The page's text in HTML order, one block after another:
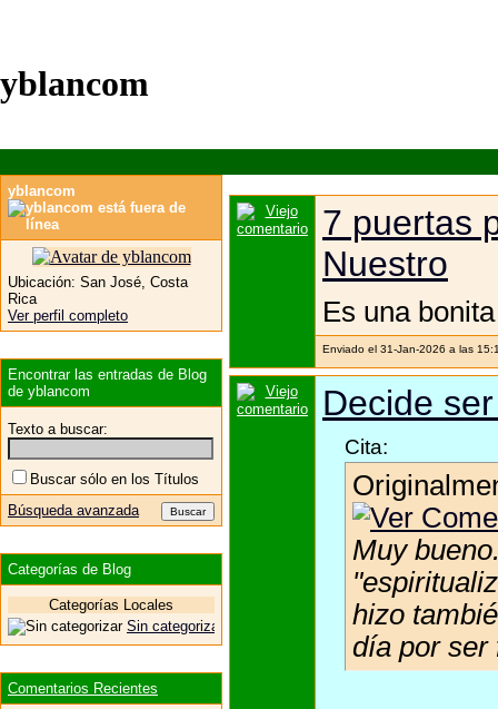
yblancom
7 puertas
Nuestro
Es una
Enviado el 31-Jan-2026 a las
Decide
Cita:
Muy
hizo
día por ser
yblancom
Ubicación: San José, Costa
Rica
Ver perfil completo
Encontrar las entradas de Blog
de yblancom
Texto a buscar:
Buscar sólo en los Títulos
Búsqueda avanzada
Categorías de Blog
Categorías Locales
Sin categorizar
Comentarios Recientes